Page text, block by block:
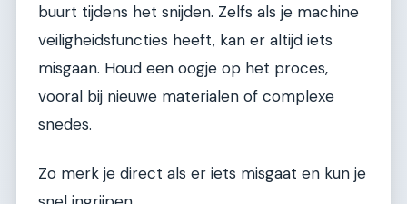
buurt tijdens het snijden. Zelfs als je machine
veiligheidsfuncties heeft, kan er altijd iets
misgaan. Houd een oogje op het proces,
vooral bij nieuwe materialen of complexe
snedes.
Zo merk je direct als er iets misgaat en kun je